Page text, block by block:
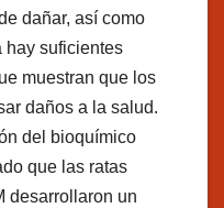
dañar, así como
hay suficientes
muestran que los
daños a la salud.
del bioquímico
que las ratas
desarrollaron un